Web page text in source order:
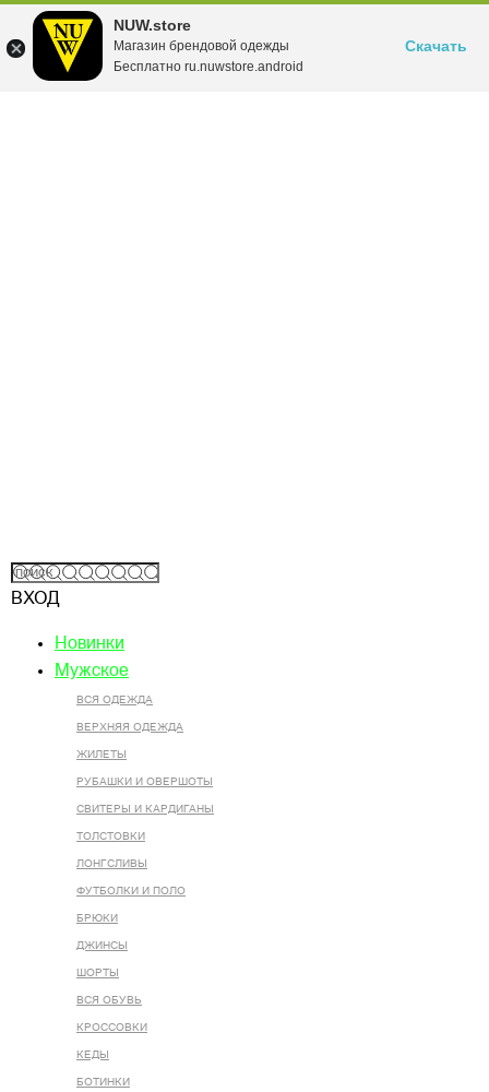
NUW.store
Магазин брендовой одежды
Бесплатно ru.nuwstore.android
Скачать
ВХОД
Новинки
Мужское
ВСЯ ОДЕЖДА
ВЕРХНЯЯ ОДЕЖДА
ЖИЛЕТЫ
РУБАШКИ И ОВЕРШОТЫ
СВИТЕРЫ И КАРДИГАНЫ
ТОЛСТОВКИ
ЛОНГСЛИВЫ
ФУТБОЛКИ И ПОЛО
БРЮКИ
ДЖИНСЫ
ШОРТЫ
ВСЯ ОБУВЬ
КРОССОВКИ
КЕДЫ
БОТИНКИ